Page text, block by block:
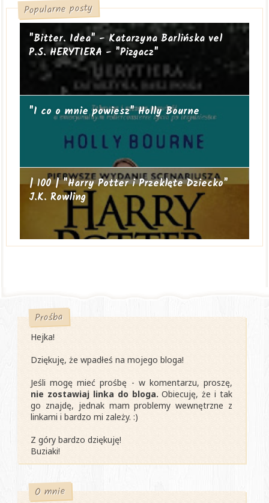
Popularne posty
"Bitter. Idea" - Katarzyna Barlińska vel
P.S. HERYTIERA - "Pizgacz"
"I co o mnie powiesz" Holly Bourne
| 100 | "Harry Potter i Przeklęte Dziecko"
J.K. Rowling
Prośba
Hejka!
Dziękuję, że wpadłeś na mojego bloga!
Jeśli mogę mieć prośbę - w komentarzu, proszę,
nie zostawiaj linka do bloga. Obiecuję, że i tak
go znajdę, jednak mam problemy wewnętrzne z
linkami i bardzo mi zależy. :)
Z góry bardzo dziękuję!
Buziaki!
O mnie